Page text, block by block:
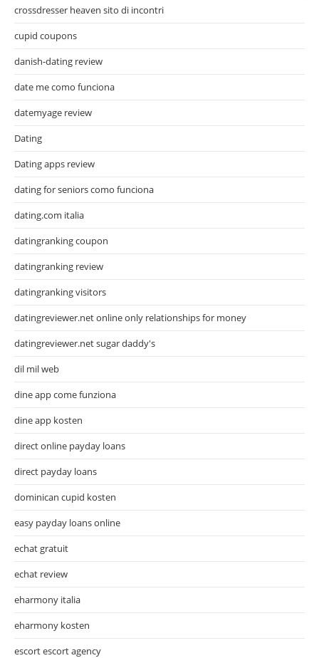
crossdresser heaven sito di incontri
cupid coupons
danish-dating review
date me como funciona
datemyage review
Dating
Dating apps review
dating for seniors como funciona
dating.com italia
datingranking coupon
datingranking review
datingranking visitors
datingreviewer.net online only relationships for money
datingreviewer.net sugar daddy's
dil mil web
dine app come funziona
dine app kosten
direct online payday loans
direct payday loans
dominican cupid kosten
easy payday loans online
echat gratuit
echat review
eharmony italia
eharmony kosten
escort escort agency